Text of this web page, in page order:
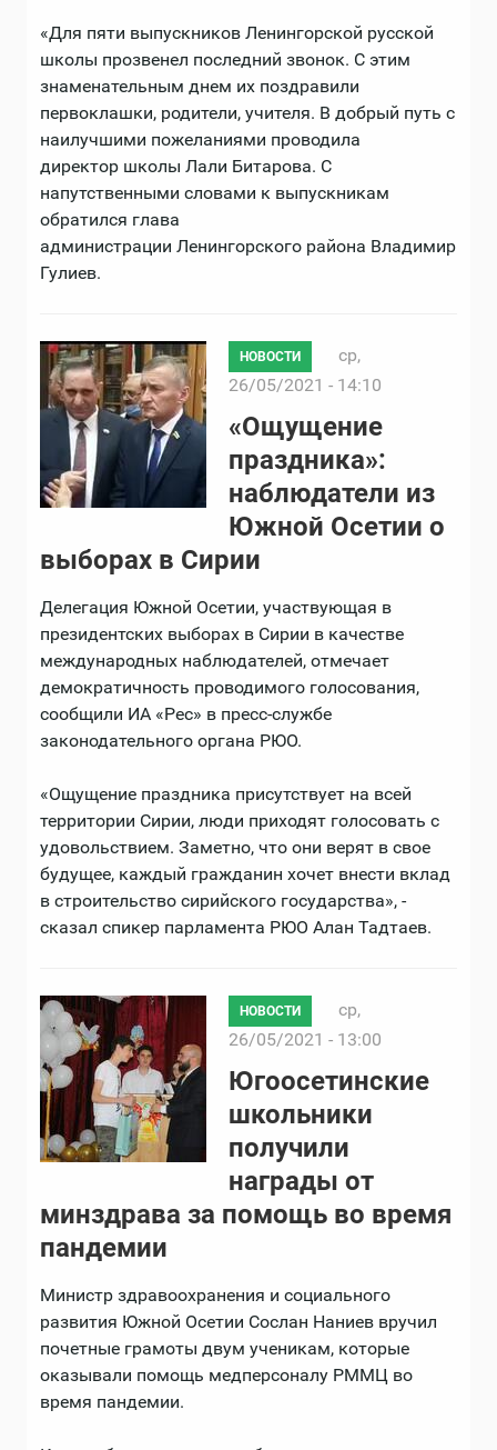
«Для пяти выпускников Ленингорской русской
школы прозвенел последний звонок. С этим
знаменательным днем их поздравили
первоклашки, родители, учителя. В добрый путь с
наилучшими пожеланиями проводила
директор школы Лали Битарова. С
напутственными словами к выпускникам
обратился глава
администрации Ленингорского района Владимир
Гулиев.
НОВОСТИ
ср,
26/05/2021 - 14:10
«Ощущение
праздника»:
наблюдатели из
Южной Осетии о
выборах в Сирии
Делегация Южной Осетии, участвующая в
президентских выборах в Сирии в качестве
международных наблюдателей, отмечает
демократичность проводимого голосования,
сообщили ИА «Рес» в пресс-службе
законодательного органа РЮО.
«Ощущение праздника присутствует на всей
территории Сирии, люди приходят голосовать с
удовольствием. Заметно, что они верят в свое
будущее, каждый гражданин хочет внести вклад
в строительство сирийского государства», -
сказал спикер парламента РЮО Алан Тадтаев.
НОВОСТИ
ср,
26/05/2021 - 13:00
Югоосетинские
школьники
получили
награды от
минздрава за помощь во время
пандемии
Министр здравоохранения и социального
развития Южной Осетии Сослан Наниев вручил
почетные грамоты двум ученикам, которые
оказывали помощь медперсоналу РММЦ во
время пандемии.